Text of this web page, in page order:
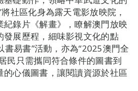
社區化身為露天電影放映院，
錄片《解畫》，瞭解澳門放映
發展歷程，細味影視文化的點
書易書”活動，亦為“2025澳門全
民只需攜同符合條件的圖書到
心儀圖書，讓閱讀資源於社區